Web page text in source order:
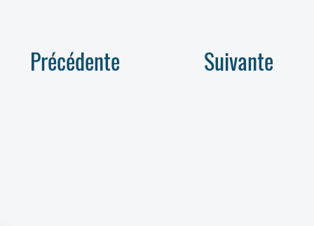
Suivante
Précédente